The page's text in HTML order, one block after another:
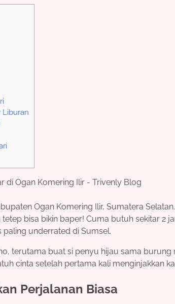
Liburan
Ogan Komering Ilir, Sumatera
bisa bikin baper! Cuma butuh sekitar 2
underrated di Sumsel.
terutama buat si penyu hijau sama burung
cinta setelah pertama kali menginjakkan
Perjalanan Biasa